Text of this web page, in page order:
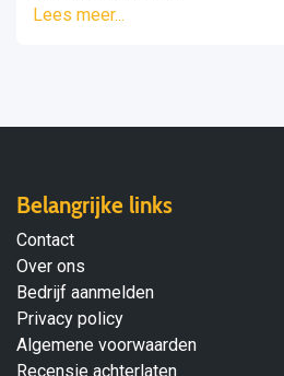
Lees meer...
Belangrijke links
Contact
Over ons
Bedrijf aanmelden
Privacy policy
Algemene voorwaarden
Recensie achterlaten